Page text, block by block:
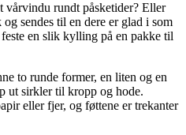
rundt påsketider? Eller
sendes til en dere er glad i som
en slik kylling på en pakke til
to runde former, en liten og en
ut sirkler til kropp og hode.
eller fjer, og føttene er trekanter